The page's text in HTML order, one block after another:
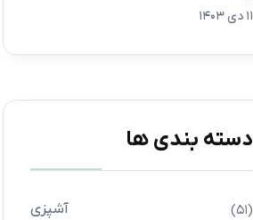
11 دی 1403
دسته بندی ها
آشپزی (51)